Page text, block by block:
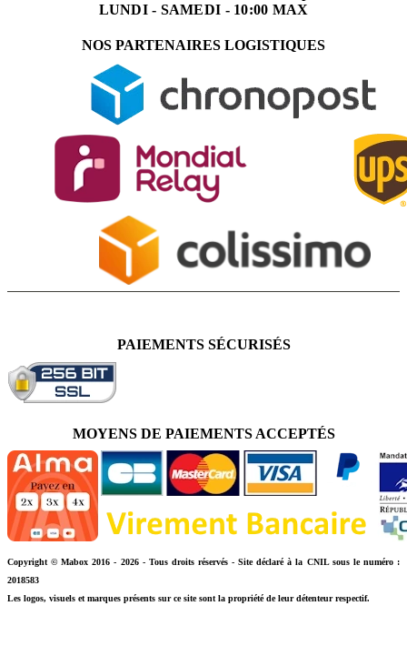
LUNDI - SAMEDI - 10:00 MAX
NOS PARTENAIRES LOGISTIQUES
PAIEMENTS SÉCURISÉS
MOYENS DE PAIEMENTS ACCEPTÉS
Copyright © Mabox 2016 - 2026 - Tous droits réservés - Site déclaré à la CNIL sous le numéro :
2018583
Les logos, visuels et marques présents sur ce site sont la propriété de leur détenteur respectif.